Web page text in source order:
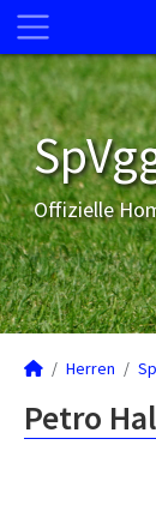
Offizielle
Herren
Petro